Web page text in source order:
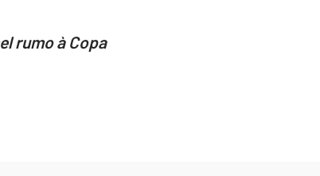
rumo à Copa